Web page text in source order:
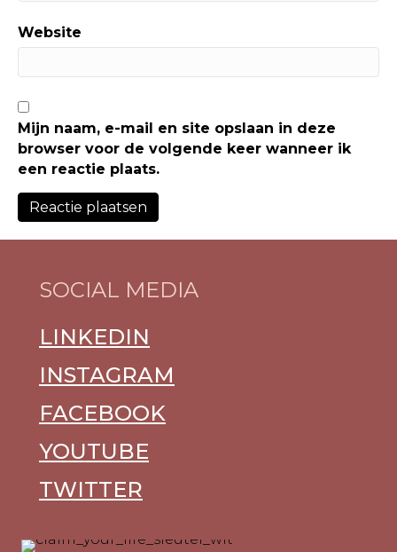
Website
Mijn naam, e-mail en site opslaan in deze
browser voor de volgende keer wanneer ik
een reactie plaats.
SOCIAL MEDIA
LINKEDIN
INSTAGRAM
FACEBOOK
YOUTUBE
TWITTER